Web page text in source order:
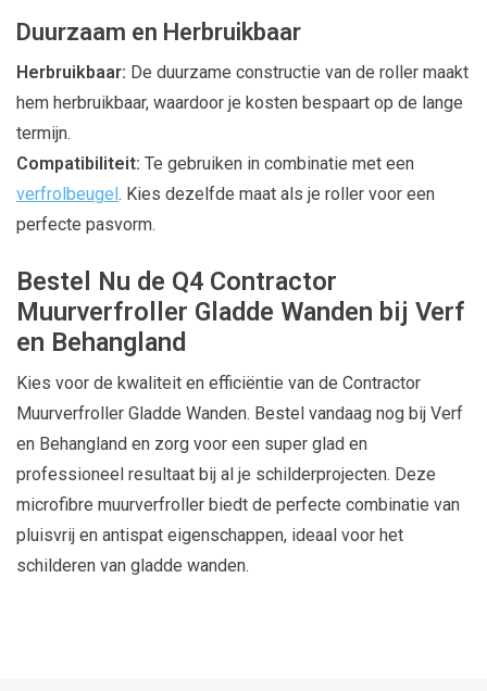
Duurzaam en Herbruikbaar
Herbruikbaar: De duurzame constructie van de roller maakt
hem herbruikbaar, waardoor je kosten bespaart op de lange
termijn.
Compatibiliteit: Te gebruiken in combinatie met een
verfrolbeugel . Kies dezelfde maat als je roller voor een
perfecte pasvorm.
Bestel Nu de Q4 Contractor
Muurverfroller Gladde Wanden bij Verf
en Behangland
Kies voor de kwaliteit en efficiëntie van de Contractor
Muurverfroller Gladde Wanden. Bestel vandaag nog bij Verf
en Behangland en zorg voor een super glad en
professioneel resultaat bij al je schilderprojecten. Deze
microfibre muurverfroller biedt de perfecte combinatie van
pluisvrij en antispat eigenschappen, ideaal voor het
schilderen van gladde wanden.